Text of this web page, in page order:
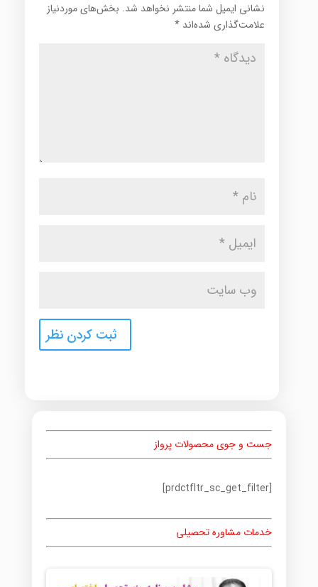
نشانی ایمیل شما منتشر نخواهد شد. بخش‌های موردنیاز
علامت‌گذاری شده‌اند *
جست و جوی محصولات پرواز
[prdctfltr_sc_get_filter]
خدمات مشاوره تحصیلی